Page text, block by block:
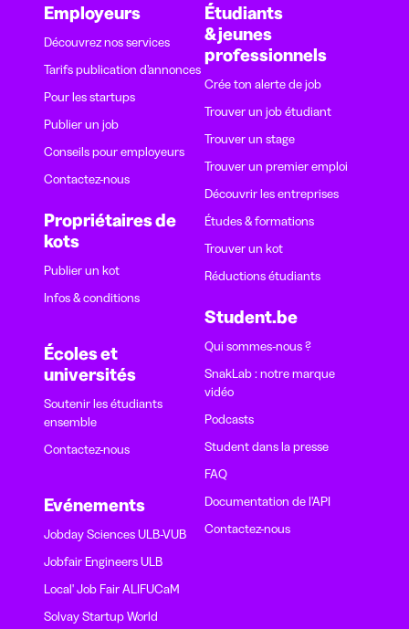
Employeurs
Découvrez nos services
Tarifs publication d’annonces
Pour les startups
Publier un job
Conseils pour employeurs
Contactez-nous
Propriétaires de
kots
Publier un kot
Infos & conditions
Écoles et
universités
Soutenir les étudiants
ensemble
Contactez-nous
Evénements
Jobday Sciences ULB-VUB
Jobfair Engineers ULB
Local' Job Fair ALIFUCaM
Solvay Startup World
Étudiants
& jeunes
professionnels
Crée ton alerte de job
Trouver un job étudiant
Trouver un stage
Trouver un premier emploi
Découvrir les entreprises
Études & formations
Trouver un kot
Réductions étudiants
Student.be
Qui sommes-nous ?
SnakLab : notre marque
vidéo
Podcasts
Student dans la presse
FAQ
Documentation de l'API
Contactez-nous